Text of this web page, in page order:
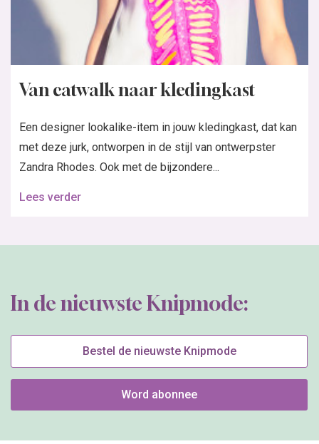
Van catwalk naar kledingkast
Een designer lookalike-item in jouw kledingkast, dat kan
met deze jurk, ontworpen in de stijl van ontwerpster
Zandra Rhodes. Ook met de bijzondere...
Lees verder
In de nieuwste Knipmode:
Bestel de nieuwste Knipmode
Word abonnee